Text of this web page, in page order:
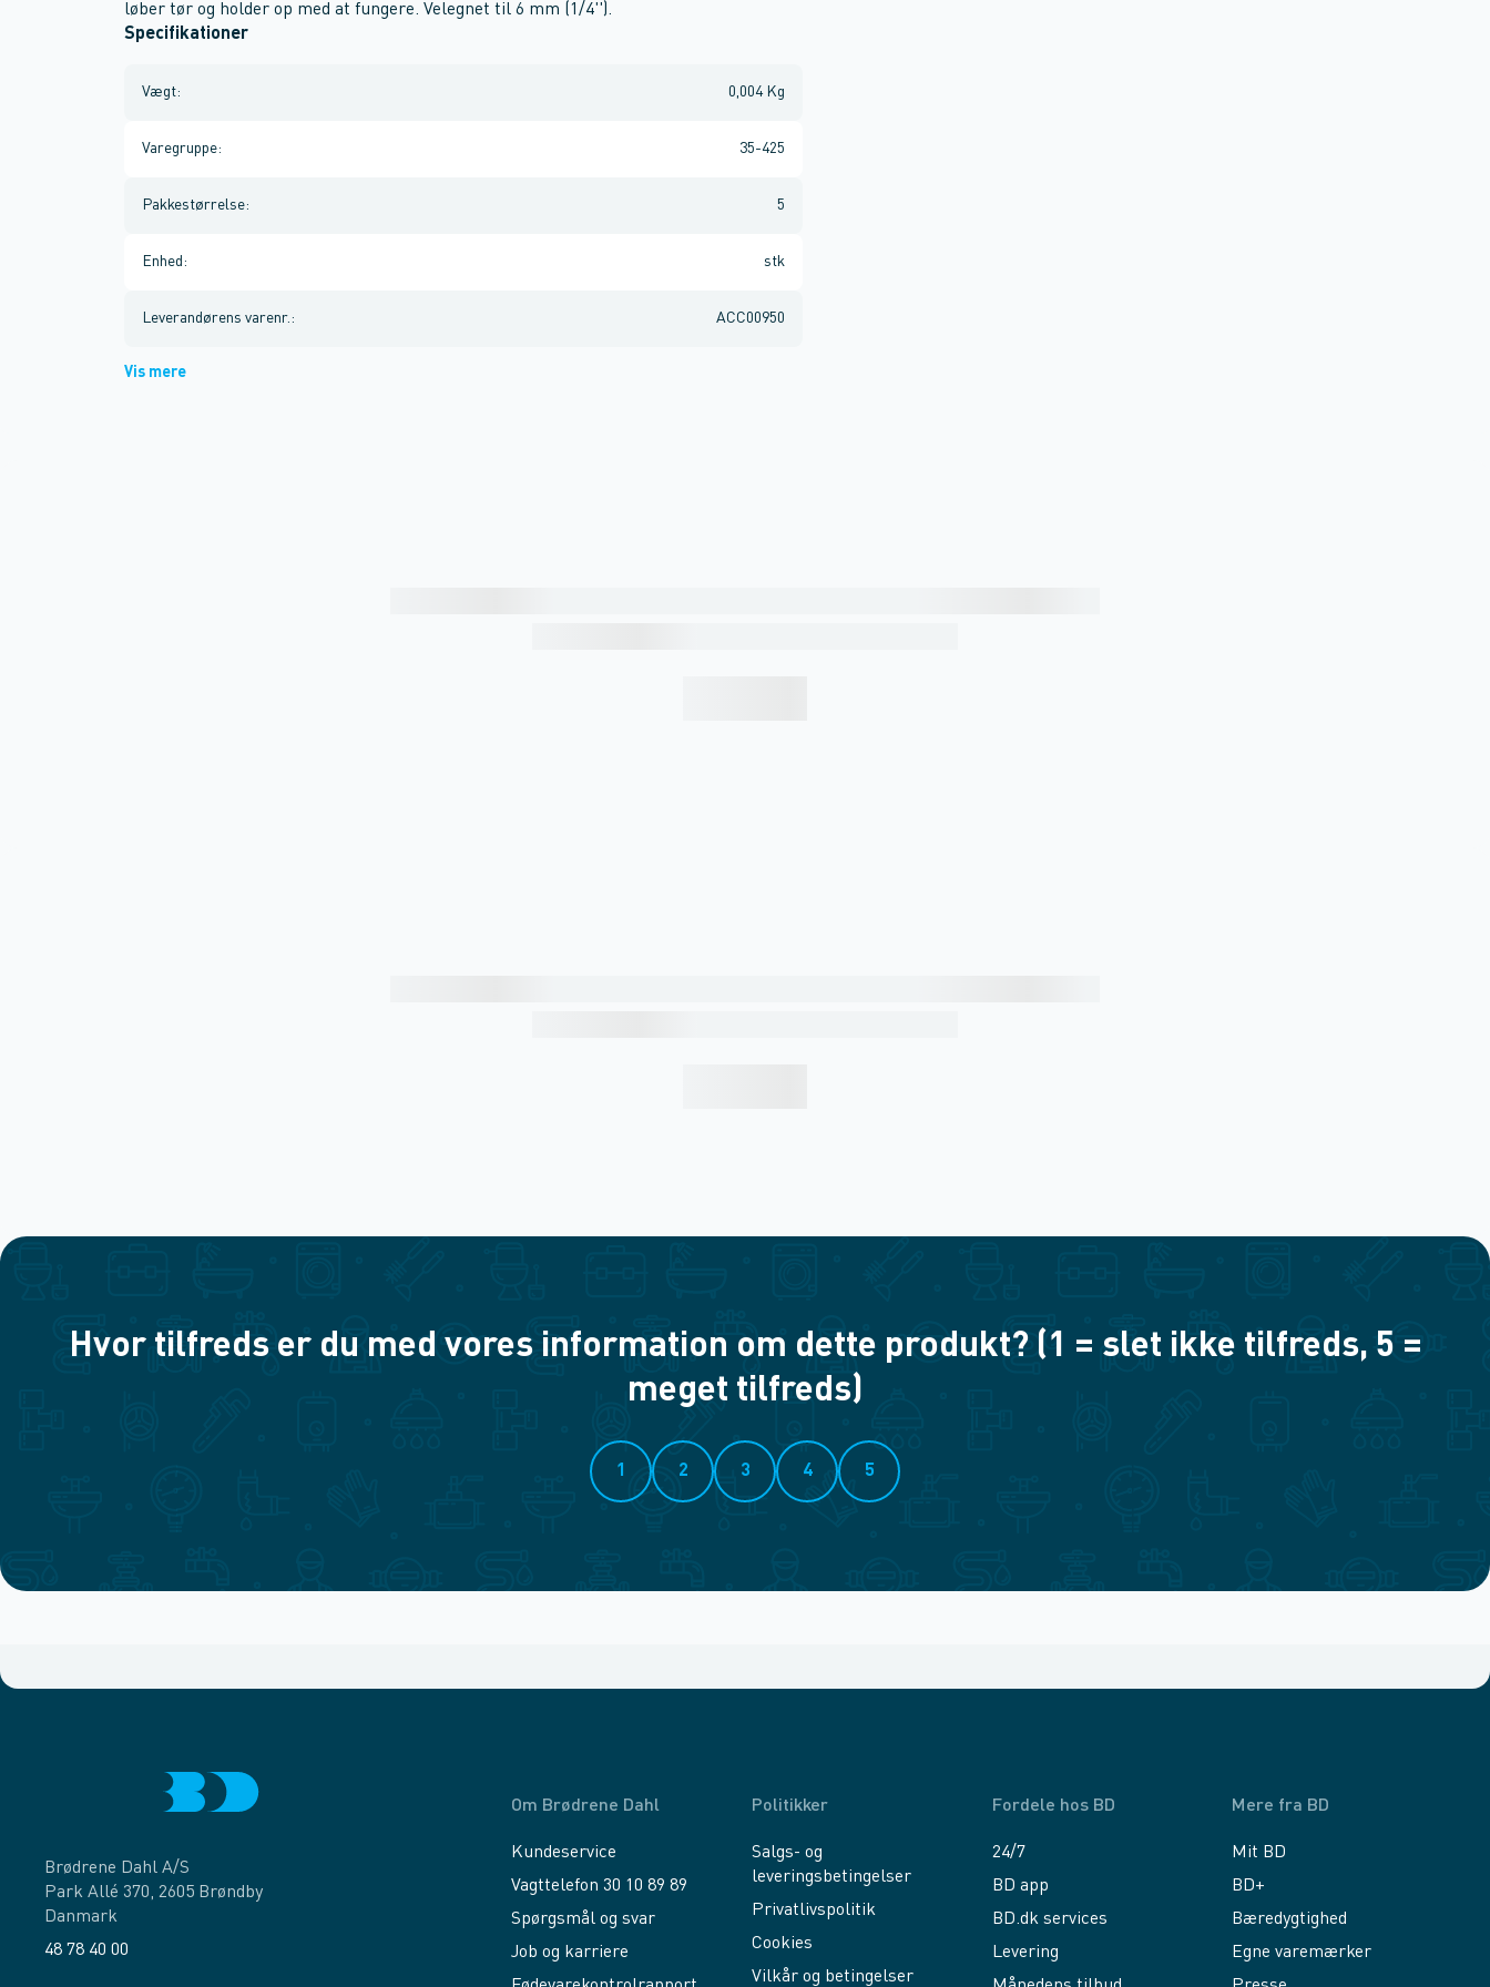
løber tør og holder op med at fungere. Velegnet til 6 mm (1/4'').
Specifikationer
Vægt: 0,004 Kg
Varegruppe: 35-425
Pakkestørrelse: 5
Enhed : stk
Leverandørens varenr. : ACC00950
Vis mere
Hvor tilfreds er du med vores information om dette produkt? (1 = slet ikke tilfreds, 5 =
meget tilfreds)
1 2 3 4 5
Brødrene Dahl A/S
Park Allé 370, 2605 Brøndby
Danmark
48 78 40 00
Om Brødrene Dahl
Kundeservice
Vagttelefon 30 10 89 89
Spørgsmål og svar
Job og karriere
Politikker
Salgs- og
leveringsbetingelser
Privatlivspolitik
Cookies
Vilkår og betingelser
Fordele hos BD
24/7
BD app
BD.dk services
Levering
Mere fra BD
Mit BD
BD+
Bæredygtighed
Egne varemærker